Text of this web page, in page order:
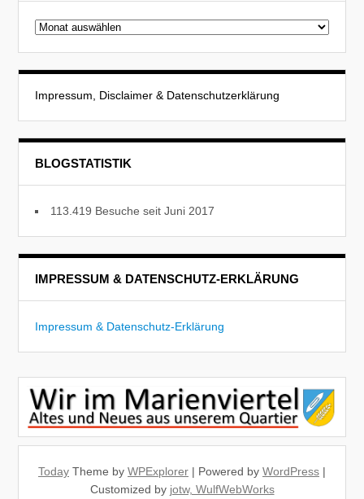
Beitragsarchiv
Impressum, Disclaimer & Datenschutzerklärung
BLOGSTATISTIK
113.419 Besuche seit Juni 2017
IMPRESSUM & DATENSCHUTZ-ERKLÄRUNG
Impressum & Datenschutz-Erklärung
Today Theme by WPExplorer | Powered by WordPress |
Customized by jotw, WulfWebWorks